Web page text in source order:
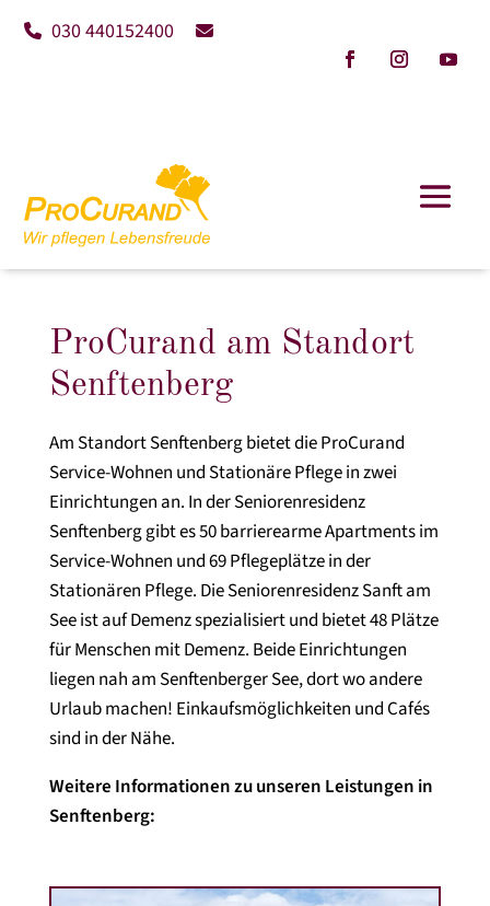
030 440152400
ProCurand am Standort
Senftenberg
Am Standort Senftenberg bietet die ProCurand
Service-Wohnen und Stationäre Pflege in zwei
Einrichtungen an. In der Seniorenresidenz
Senftenberg gibt es 50 barrierearme Apartments im
Service-Wohnen und 69 Pflegeplätze in der
Stationären Pflege. Die Seniorenresidenz Sanft am
See ist auf Demenz spezialisiert und bietet 48 Plätze
für Menschen mit Demenz. Beide Einrichtungen
liegen nah am Senftenberger See, dort wo andere
Urlaub machen! Einkaufsmöglichkeiten und Cafés
sind in der Nähe.
Weitere Informationen zu unseren Leistungen in
Senftenberg: